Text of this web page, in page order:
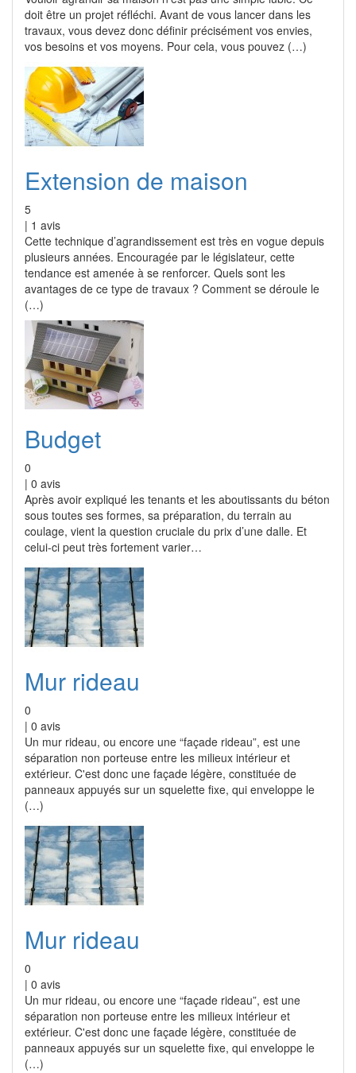
doit être un projet réfléchi. Avant de vous lancer dans les
travaux, vous devez donc définir précisément vos envies,
vos besoins et vos moyens. Pour cela, vous pouvez (…)
Extension de maison
5
| 1 avis
Cette technique d’agrandissement est très en vogue depuis
plusieurs années. Encouragée par le législateur, cette
tendance est amenée à se renforcer. Quels sont les
avantages de ce type de travaux ? Comment se déroule le
(…)
Budget
0
| 0 avis
Après avoir expliqué les tenants et les aboutissants du béton
sous toutes ses formes, sa préparation, du terrain au
coulage, vient la question cruciale du prix d’une dalle. Et
celui-ci peut très fortement varier…
Mur rideau
0
| 0 avis
Un mur rideau, ou encore une “façade rideau”, est une
séparation non porteuse entre les milieux intérieur et
extérieur. C'est donc une façade légère, constituée de
panneaux appuyés sur un squelette fixe, qui enveloppe le
(…)
Mur rideau
0
| 0 avis
Un mur rideau, ou encore une “façade rideau”, est une
séparation non porteuse entre les milieux intérieur et
extérieur. C'est donc une façade légère, constituée de
panneaux appuyés sur un squelette fixe, qui enveloppe le
(…)